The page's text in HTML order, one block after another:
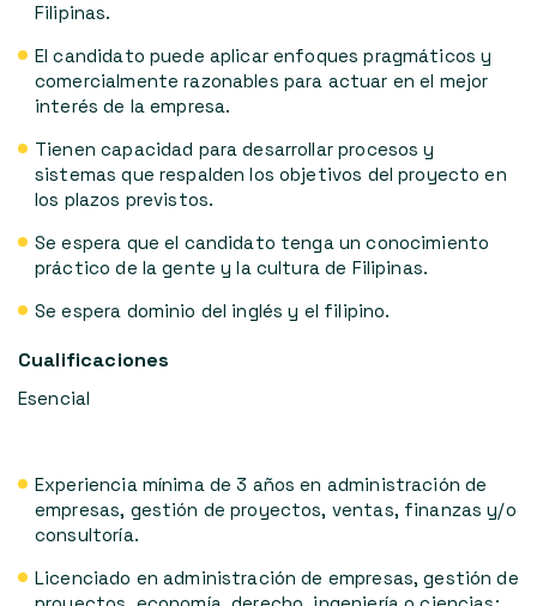
Filipinas.
El candidato puede aplicar enfoques pragmáticos y
comercialmente razonables para actuar en el mejor
interés de la empresa.
Tienen capacidad para desarrollar procesos y
sistemas que respalden los objetivos del proyecto en
los plazos previstos.
Se espera que el candidato tenga un conocimiento
práctico de la gente y la cultura de Filipinas.
Se espera dominio del inglés y el filipino.
Cualificaciones
Esencial
Experiencia mínima de 3 años en administración de
empresas, gestión de proyectos, ventas, finanzas y/o
consultoría.
Licenciado en administración de empresas, gestión de